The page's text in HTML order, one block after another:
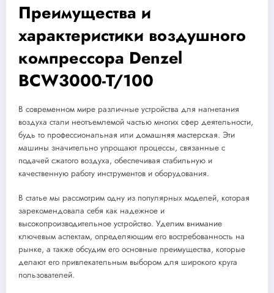
Преимущества и
характеристики воздушного
компрессора Denzel
BCW3000-T/100
В современном мире различные устройства для нагнетания
воздуха стали неотъемлемой частью многих сфер деятельности,
будь то профессиональная или домашняя мастерская. Эти
машины значительно упрощают процессы, связанные с
подачей сжатого воздуха, обеспечивая стабильную и
качественную работу инструментов и оборудования.
В статье мы рассмотрим одну из популярных моделей, которая
зарекомендовала себя как надежное и
высокопроизводительное устройство. Уделим внимание
ключевым аспектам, определяющим его востребованность на
рынке, а также обсудим его основные преимущества, которые
делают его привлекательным выбором для широкого круга
пользователей.